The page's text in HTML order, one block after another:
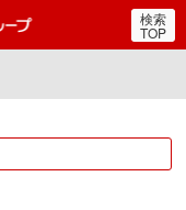
郵便局・日本郵政グルー
検索
TOP